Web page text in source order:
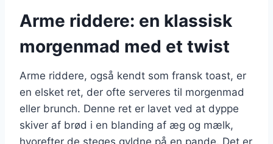
Arme riddere: en klassisk
morgenmad med et twist
Arme riddere, også kendt som fransk toast, er
en elsket ret, der ofte serveres til morgenmad
eller brunch. Denne ret er lavet ved at dyppe
skiver af brød i en blanding af æg og mælk,
hvorefter de steges gyldne på en pande. Det er